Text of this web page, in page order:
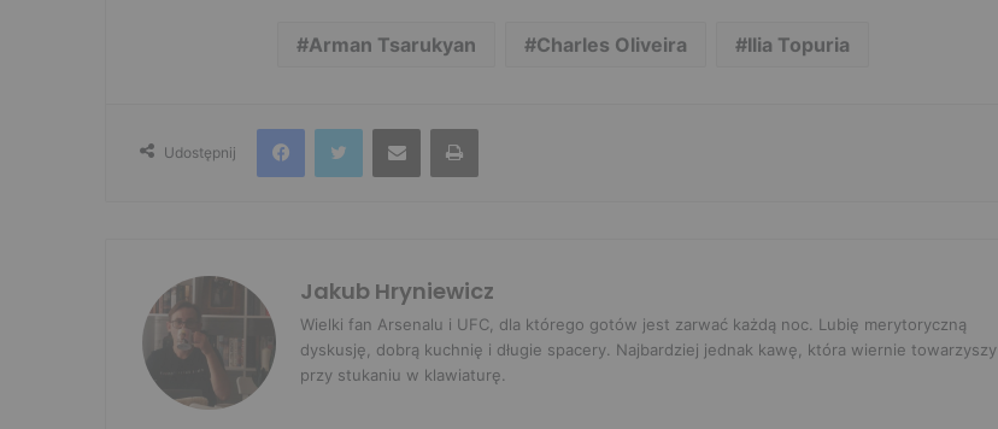
Arman Tsarukyan Charles Oliveira Ilia Topuria
Udostępnij
FacebookTwitter Udostępnij przez e-mail Drukuj
Jakub Hryniewicz
Wielki fan Arsenalu i UFC, dla którego gotów jest zarwać każdą noc. Lubię merytoryczną
dyskusję, dobrą kuchnię i długie spacery. Najbardziej jednak kawę, która wiernie towarzyszy
przy stukaniu w klawiaturę.